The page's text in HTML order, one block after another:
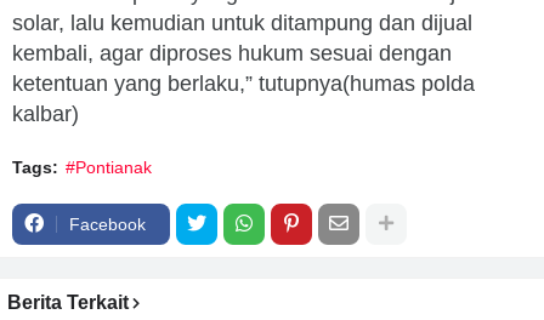
solar, lalu kemudian untuk ditampung dan dijual
kembali, agar diproses hukum sesuai dengan
ketentuan yang berlaku,” tutupnya(humas polda
kalbar)
Tags: #Pontianak
Facebook
Berita Terkait